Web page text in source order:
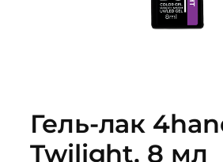
Гель-лак
Twilight, 8 мл